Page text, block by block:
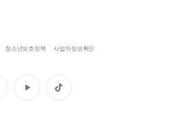
청소년보호정책 사업자정보확인
유
튜
틱
톡